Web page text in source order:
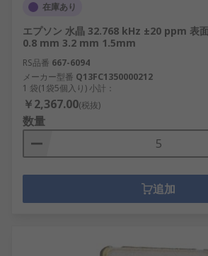
在庫あり
エプソン 水晶 32.768 kHz ±20 ppm 表
0.8 mm 3.2 mm 1.5mm
RS品番 667-6094
メーカー型番 Q13FC1350000212
1 袋(1袋5個入り) 小計：
￥2,367.00(税抜)
数量
追加